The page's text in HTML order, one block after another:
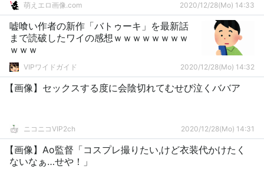
萌えエロ画像.com 2020/12/28(Mo) 14:33
嘘喰い作者の新作「バトゥーキ」を最新話
まで読破したワイの感想ｗｗｗｗｗｗｗｗ
ｗｗｗ
VIPワイドガイド 2020/12/28(Mo) 14:32
【画像】セックスする度に会陰切れてむせび泣くババア
ニコニコVIP2ch 2020/12/28(Mo) 14:31
【画像】Ao監督「コスプレ撮りたい,けど衣装代かけたく
ないなぁ…せや！」